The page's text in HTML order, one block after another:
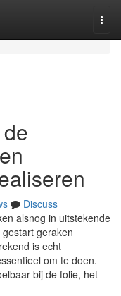
Discuss
alsnog in uitstekende
geraken
is echt
om te doen.
bij de folie, het